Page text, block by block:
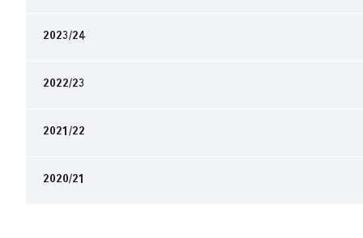
2023/24
2022/23
2021/22
2020/21